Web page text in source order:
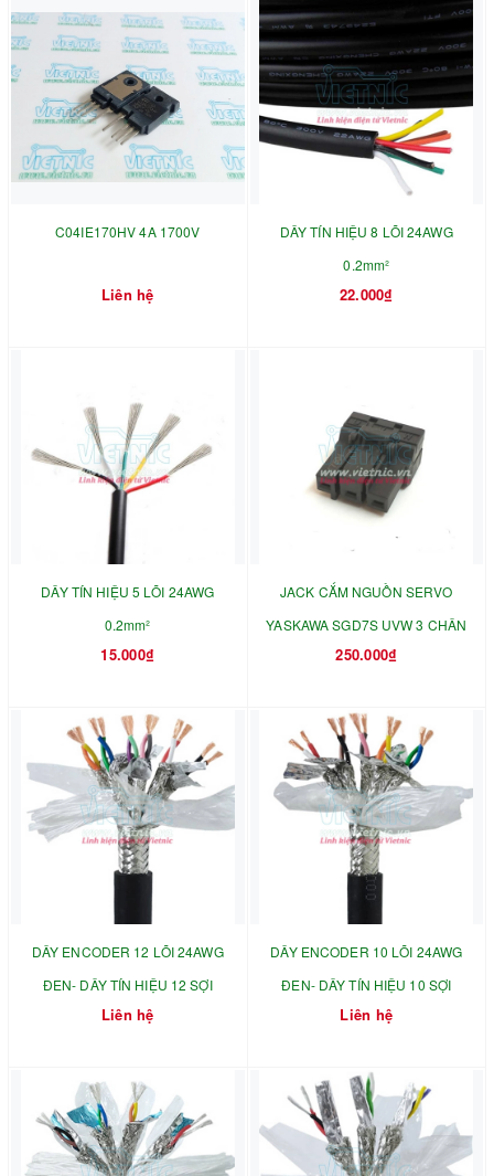
C04IE170HV 4A 1700V
Liên hệ
DÂY TÍN HIỆU 8 LÕI 24AWG
0.2mm²
22.000₫
DÂY TÍN HIỆU 5 LÕI 24AWG
0.2mm²
15.000₫
JACK CẮM NGUỒN SERVO
YASKAWA SGD7S UVW 3 CHÂN
250.000₫
DÂY ENCODER 12 LÕI 24AWG
ĐEN- DÂY TÍN HIỆU 12 SỢI
Liên hệ
DÂY ENCODER 10 LÕI 24AWG
ĐEN- DÂY TÍN HIỆU 10 SỢI
Liên hệ